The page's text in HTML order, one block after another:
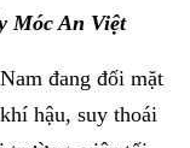
Móc An Việt
đang đối mặt
hậu, suy thoái